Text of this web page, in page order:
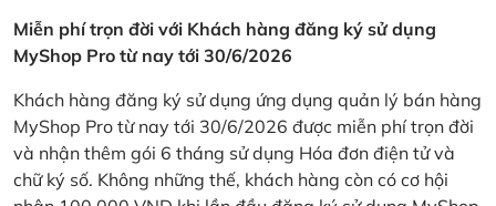
Miễn phí trọn đời với Khách hàng đăng ký sử dụng
MyShop Pro từ nay tới 30/6/2026
Khách hàng đăng ký sử dụng ứng dụng quản lý bán hàng
MyShop Pro từ nay tới 30/6/2026 được miễn phí trọn đời
và nhận thêm gói 6 tháng sử dụng Hóa đơn điện tử và
chữ ký số. Không những thế, khách hàng còn có cơ hội